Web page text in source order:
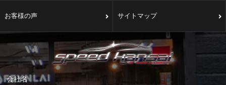
お客様の声 サイトマップ
会社名